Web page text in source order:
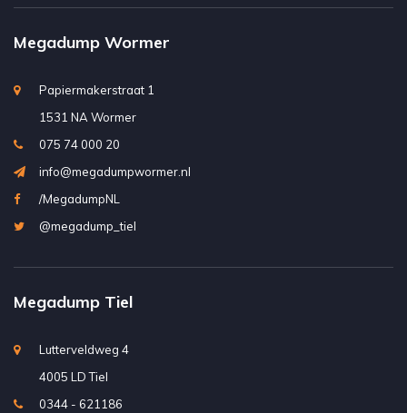
Megadump Wormer
Papiermakerstraat 1
1531 NA Wormer
075 74 000 20
info@megadumpwormer.nl
/MegadumpNL
@megadump_tiel
Megadump Tiel
Lutterveldweg 4
4005 LD Tiel
0344 - 621186